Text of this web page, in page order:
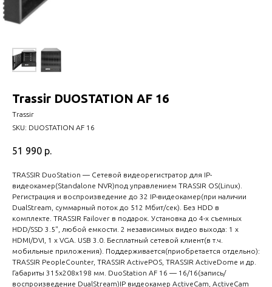
Trassir DUOSTATION AF 16
Trassir
SKU: DUOSTATION AF 16
51 990 р.
TRASSIR DuoStation — Сетевой видеорегистратор для IP-
видеокамер(Standalone NVR)под управлением TRASSIR OS(Linux).
Регистрация и воспроизведение до 32 IP-видеокамер(при наличии
DualStream, суммарный поток до 512 Мбит/сек). Без HDD в
комплекте. TRASSIR Failover в подарок. Установка до 4-х съемных
HDD/SSD 3.5", любой емкости. 2 независимых видео выхода: 1 x
HDMI/DVI, 1 x VGA. USB 3.0. Бесплатный сетевой клиент(в т.ч.
мобильные приложения). Поддерживается(приобретается отдельно):
TRASSIR PeopleCounter, TRASSIR ActivePOS, TRASSIR ActiveDome и др.
Габариты 315x208x198 мм. DuoStation AF 16 — 16/16(запись/
воспроизведение DualStream)IP видеокамер ActiveCam, ActiveCam